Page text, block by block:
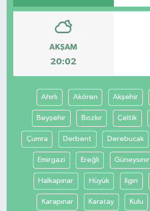
AKŞAM
20:02
Ahırlı Akören Akşehir
Beyşehir Bozkır Çeltik
Çumra Derbent Derebucak
Emirgazi Ereğli Güneysınır
Halkapınar Hüyük Ilgın
Karapınar Karatay Kulu